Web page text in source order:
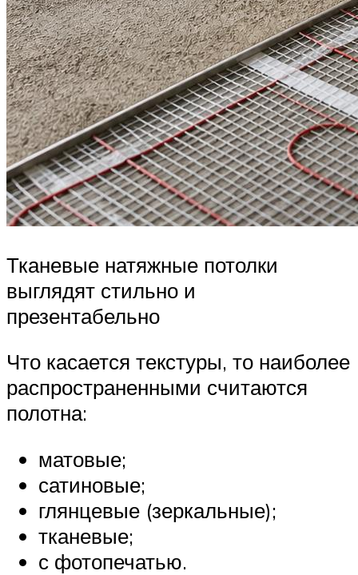
Тканевые натяжные потолки
выглядят стильно и
презентабельно
Что касается текстуры, то наиболее
распространенными считаются
полотна:
матовые;
сатиновые;
глянцевые (зеркальные);
тканевые;
с фотопечатью.